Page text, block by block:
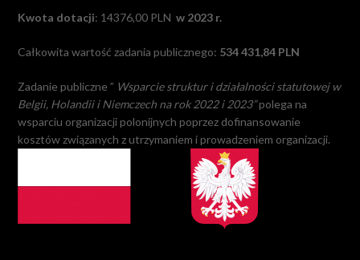
Kwota dotacji: 14376,00 PLN w 2023 r.
Całkowita wartość zadania publicznego: 534 431,84 PLN
Zadanie publiczne ” Wsparcie struktur i działalności statutowej w
Belgii, Holandii i Niemczech na rok 2022 i 2023”polega na
wsparciu organizacji polonijnych poprzez dofinansowanie
kosztów związanych z utrzymaniem i prowadzeniem organizacji.